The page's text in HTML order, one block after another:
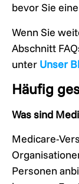
bevor Sie
Wenn Sie
Abschnitt
unter Unser
Häufig
Was sind
Medicare-
Personen